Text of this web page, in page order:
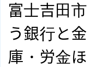
富士吉田
う銀行と
庫・労金